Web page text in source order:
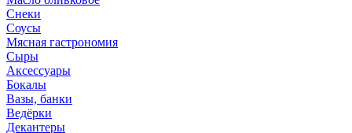
Снеки
Соусы
Мясная гастрономия
Сыры
Аксессуары
Бокалы
Вазы, банки
Ведёрки
Декантеры